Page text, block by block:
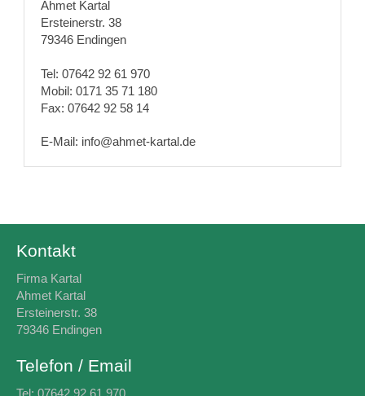
Ahmet Kartal
Ersteinerstr. 38
79346 Endingen
Tel: 07642 92 61 970
Mobil: 0171 35 71 180
Fax: 07642 92 58 14
E-Mail: info@ahmet-kartal.de
Kontakt
Firma Kartal
Ahmet Kartal
Ersteinerstr. 38
79346 Endingen
Telefon / Email